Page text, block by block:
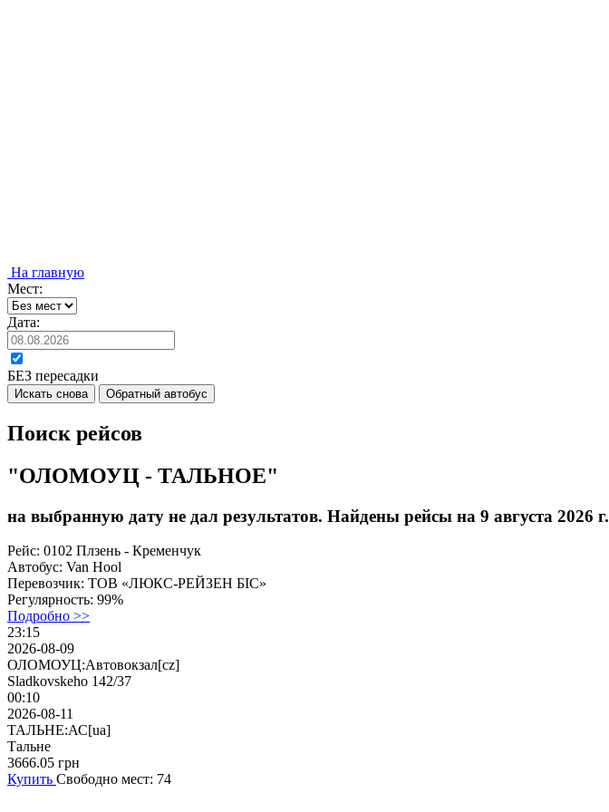
На главную
Мест:
Дата:
БЕЗ пересадки
Искать снова Обратный автобус
Поиск рейсов
"ОЛОМОУЦ - ТАЛЬНОЕ"
на выбранную дату не дал результатов. Найдены рейсы на 9 августа 2026 г.
Рейс: 0102 Плзень - Кременчук
Автобус: Van Hool
Перевозчик: ТОВ «ЛЮКС-РЕЙЗЕН БІС»
Регулярность: 99%
Подробно >>
23:15
2026-08-09
ОЛОМОУЦ:Автовокзал[cz]
Sladkovskeho 142/37
00:10
2026-08-11
ТАЛЬНЕ:АС[ua]
Тальне
3666.05 грн
Купить Свободно мест: 74